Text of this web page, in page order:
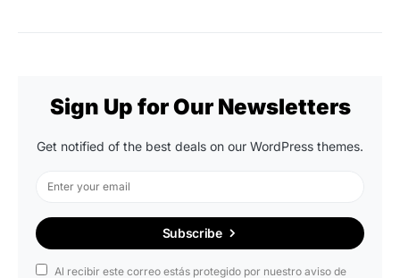
Sign Up for Our Newsletters
Get notified of the best deals on our WordPress themes.
Subscribe
Al recibir este correo estás protegido por nuestro aviso de